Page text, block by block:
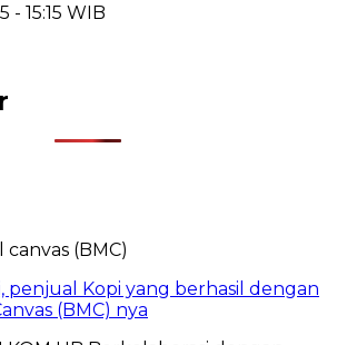
- 15:15 WIB
penjual Kopi yang berhasil dengan
(BMC) nya